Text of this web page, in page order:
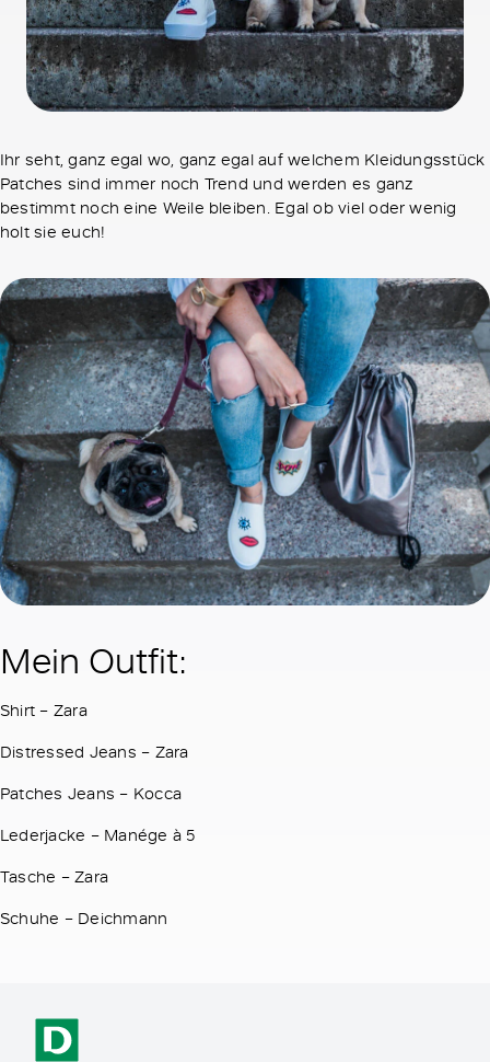
Ihr seht, ganz egal wo, ganz egal auf welchem Kleidungsstück
Patches sind immer noch Trend und werden es ganz
bestimmt noch eine Weile bleiben. Egal ob viel oder wenig
holt sie euch!
Mein Outfit:
Shirt – Zara
Distressed Jeans – Zara
Patches Jeans – Kocca
Lederjacke – Manége à 5
Tasche – Zara
Schuhe – Deichmann